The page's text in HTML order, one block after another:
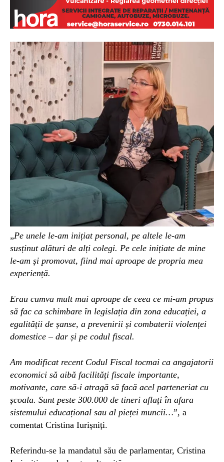
„Pe unele le-am inițiat personal, pe altele le-am
susținut alături de alți colegi. Pe cele inițiate de mine
le-am și promovat, fiind mai aproape de propria mea
experiență.
Erau cumva mult mai aproape de ceea ce mi-am propus
să fac ca schimbare în legislația din zona educației, a
egalității de șanse, a prevenirii și combaterii violenței
domestice – dar și pe codul fiscal.
Am modificat recent Codul Fiscal tocmai ca angajatorii
economici să aibă facilități fiscale importante,
motivante, care să-i atragă să facă acel parteneriat cu
școala. Sunt peste 300.000 de tineri aflați în afara
sistemului educațional sau al pieței muncii…”, a
comentat Cristina Iurișniți.
Referindu-se la mandatul său de parlamentar, Cristina